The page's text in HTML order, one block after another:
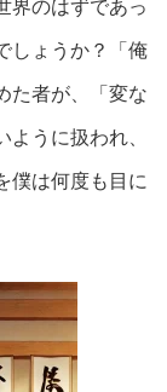
界のはずであっ
しょうか？「俺
た者が、「変な
うに扱われ、
僕は何度も目に